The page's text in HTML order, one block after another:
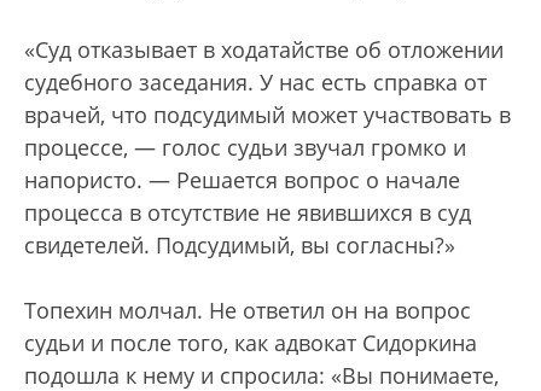
«Суд отказывает в ходатайстве об отложении
судебного заседания. У нас есть справка от
врачей, что подсудимый может участвовать в
процессе, — голос судьи звучал громко и
напористо. — Решается вопрос о начале
процесса в отсутствие не явившихся в суд
свидетелей. Подсудимый, вы согласны?»
Топехин молчал. Не ответил он на вопрос
судьи и после того, как адвокат Сидоркина
подошла к нему и спросила: «Вы понимаете,